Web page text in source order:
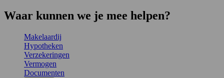
Waar kunnen we je mee helpen?
Makelaardij
Hypotheken
Verzekeringen
Vermogen
Documenten